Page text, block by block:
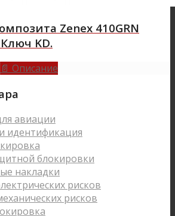
Zenex 410GRN
KD.
📄 Описание
авиации
идентификация
блокировки
накладки
рисков
рисков